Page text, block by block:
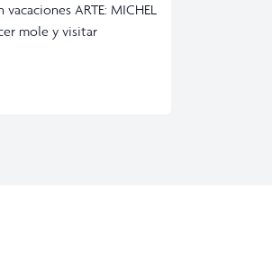
ARTE: MICHEL
mole y visitar